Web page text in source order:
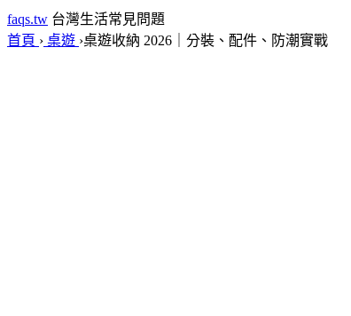
faqs.tw 台灣生活常見問題
首頁 › 桌遊 ›桌遊收納 2026｜分裝、配件、防潮實戰